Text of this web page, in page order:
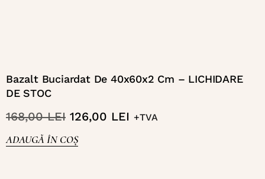
Bazalt Buciardat De 40x60x2 Cm – LICHIDARE
DE STOC
168,00LEI 126,00 LEI +TVA
ADAUGĂ ÎN COȘ